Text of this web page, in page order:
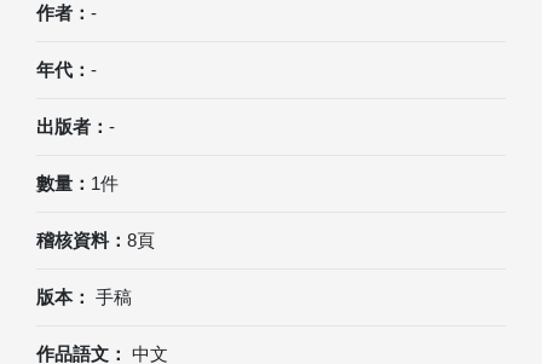
作者： -
年代： -
出版者： -
數量： 1件
稽核資料： 8頁
版本： 手稿
作品語文： 中文